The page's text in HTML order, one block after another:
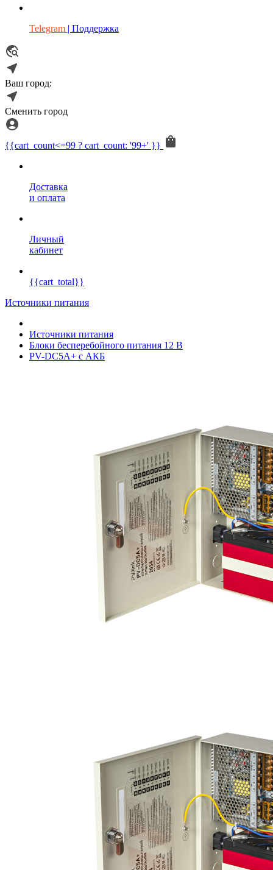
Telegram | Поддержка
Ваш город:
Сменить город
{{cart_count<=99 ? cart_count: '99+' }}
Доставка
и оплата
Личный
кабинет
{{cart_total}}
Источники питания
Источники питания
Блоки бесперебойного питания 12 В
PV-DC5A+ с АКБ